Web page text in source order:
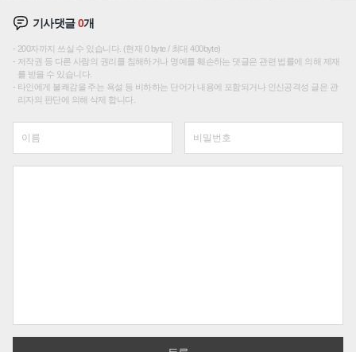
기사댓글0개
200자까지 쓰실 수 있습니다. (현재 0 byte / 최대 400byte)
저작권 등 다른 사람의 권리를 침해하거나 명예를 훼손하는 댓글은 관련 법률에 의해 제재
를 받을 수 있습니다.
타인에게 불쾌감을 주는 욕설 등 비하하는 단어가 내용에 포함되거나 인신공격성 글은 관
리자의 판단에 의해 삭제 합니다.